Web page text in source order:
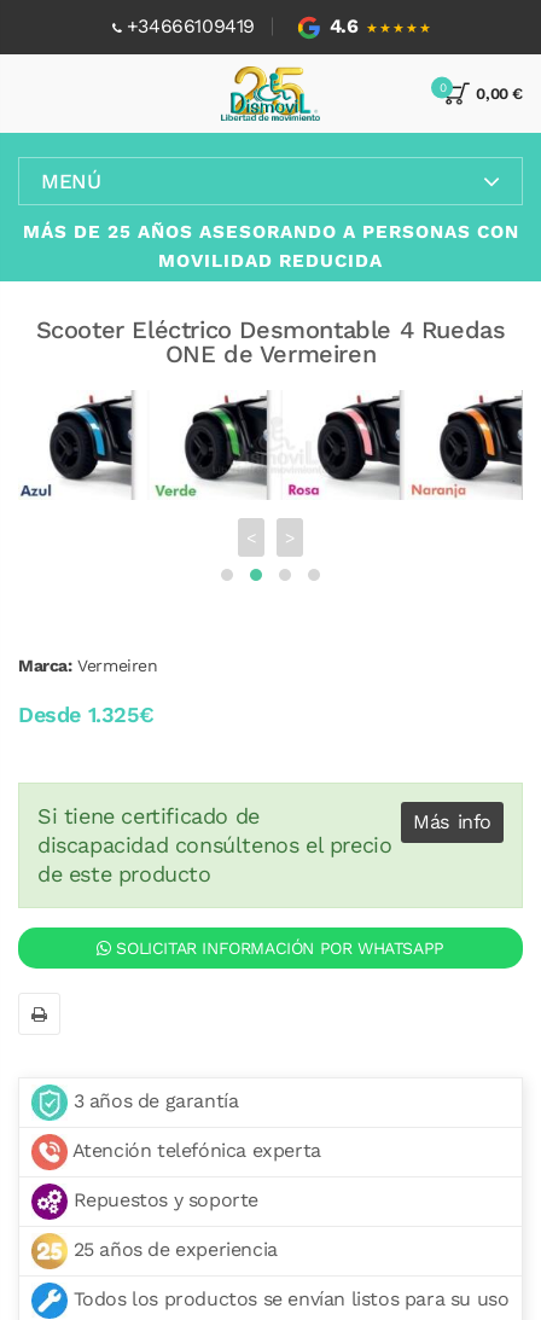
+34666109419 4.6 ★★★★★
0,00 €
0
MENÚ
MÁS DE 25 AÑOS ASESORANDO A PERSONAS CON
MOVILIDAD REDUCIDA
Scooter Eléctrico Desmontable 4 Ruedas
ONE de Vermeiren
< >
Marca: Vermeiren
Desde 1.325€
Más info
Si tiene certificado de
discapacidad consúltenos el precio
de este producto
SOLICITAR INFORMACIÓN POR WHATSAPP
3 años de garantía
Atención telefónica experta
Repuestos y soporte
25 años de experiencia
Todos los productos se envían listos para su uso